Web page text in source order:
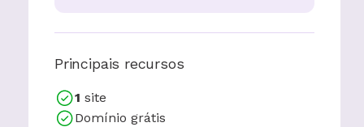
Principais recursos
1 site
Domínio grátis